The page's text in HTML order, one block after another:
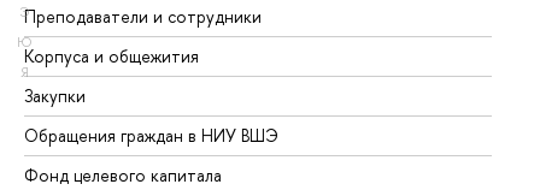
Э
Ю
Я
Преподаватели и сотрудники
Корпуса и общежития
Закупки
Обращения граждан в НИУ ВШЭ
Фонд целевого капитала